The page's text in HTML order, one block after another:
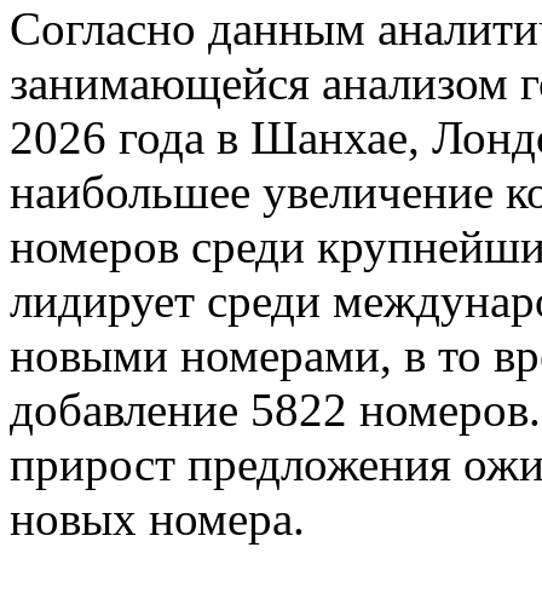
Согласно данным
занимающейся анализом
2026 года в Шанхае,
наибольшее увеличение
номеров среди
лидирует среди
новыми номерами, в то
добавление 5822
прирост предложения
новых номера.